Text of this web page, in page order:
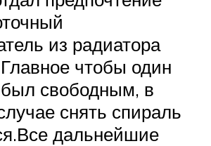
из радиатора
чтобы один
свободным, в
снять спираль
дальнейшие